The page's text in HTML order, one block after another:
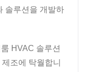
솔루션을 개발하
HVAC 솔루션
조에 탁월합니